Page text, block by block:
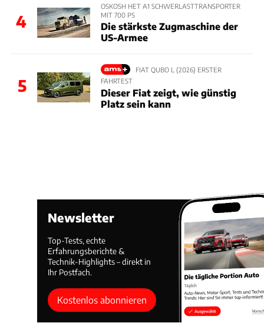
4
OSKOSH HET A1 SCHWERLASTTRANSPORTER
MIT 700 PS
Die stärkste Zugmaschine der
US-Armee
5
FIAT QUBO L (2026) ERSTER
FAHRTEST
Dieser Fiat zeigt, wie günstig
Platz sein kann
Newsletter
Top-Tests, echte
Erfahrungsberichte &
Technik-Highlights – direkt in
Ihr Postfach.
Kostenlos abonnieren